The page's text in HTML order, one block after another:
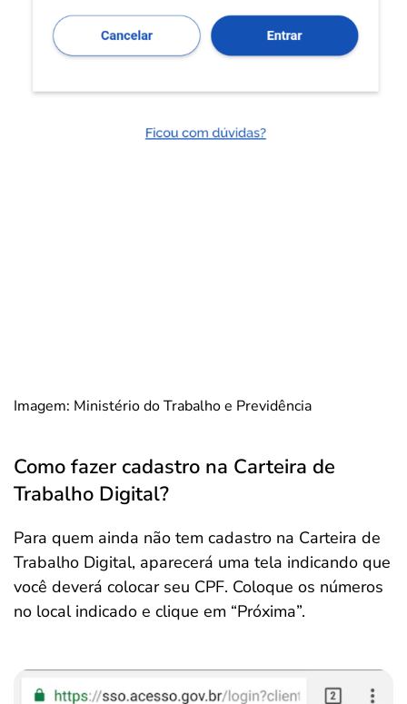
Imagem: Ministério do Trabalho e Previdência
Como fazer cadastro na Carteira de
Trabalho Digital?
Para quem ainda não tem cadastro na Carteira de
Trabalho Digital, aparecerá uma tela indicando que
você deverá colocar seu CPF. Coloque os números
no local indicado e clique em “Próxima”.